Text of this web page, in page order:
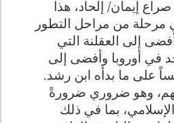
إيمان/ إلحاد، هذا
من مراحل التطور
إلى العقلنة التي
في أوروبا وأفضى إلى
على ما بدأه ابن رشد.
وهو ضروري ضرورةً
بما في ذلك